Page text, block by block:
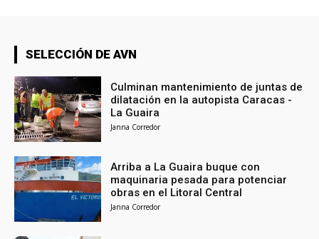
SELECCIÓN DE AVN
Culminan mantenimiento de juntas de
dilatación en la autopista Caracas -
La Guaira
Janna Corredor
Arriba a La Guaira buque con
maquinaria pesada para potenciar
obras en el Litoral Central
Janna Corredor